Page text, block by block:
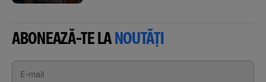
ABONEAZĂ-TE LANOUTĂȚI
E-mail